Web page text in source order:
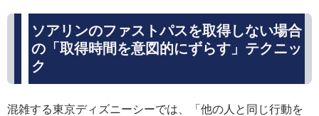
ソアリンのファストパスを取得しない場合
の「取得時間を意図的にずらす」テクニッ
ク
混雑する東京ディズニーシーでは、「他の人と同じ行動を